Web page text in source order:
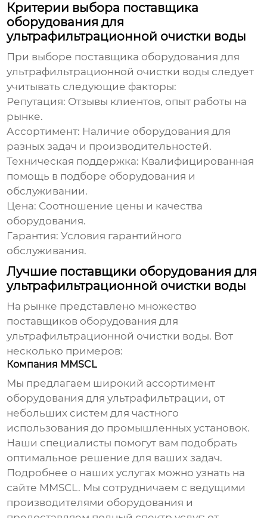
Критерии выбора поставщика
оборудования для
ультрафильтрационной очистки воды
При выборе поставщика оборудования для
ультрафильтрационной очистки воды следует
учитывать следующие факторы:
Репутация: Отзывы клиентов, опыт работы на
рынке.
Ассортимент: Наличие оборудования для
разных задач и производительностей.
Техническая поддержка: Квалифицированная
помощь в подборе оборудования и
обслуживании.
Цена: Соотношение цены и качества
оборудования.
Гарантия: Условия гарантийного
обслуживания.
Лучшие поставщики оборудования для
ультрафильтрационной очистки воды
На рынке представлено множество
поставщиков оборудования для
ультрафильтрационной очистки воды. Вот
несколько примеров:
Компания MMSCL
Мы предлагаем широкий ассортимент
оборудования для ультрафильтрации, от
небольших систем для частного
использования до промышленных установок.
Наши специалисты помогут вам подобрать
оптимальное решение для ваших задач.
Подробнее о наших услугах можно узнать на
сайте MMSCL. Мы сотрудничаем с ведущими
производителями оборудования и